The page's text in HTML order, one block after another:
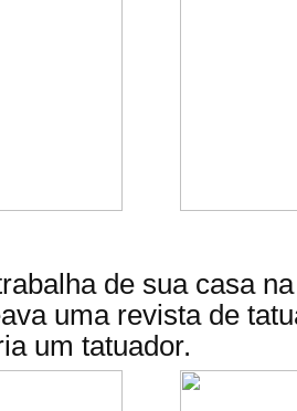
de sua casa
uma revista de
um tatuador.